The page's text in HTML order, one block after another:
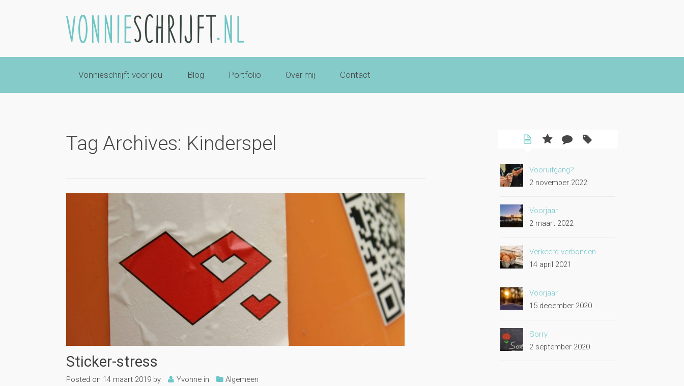
Vonnieschrijft voor jou Blog Portfolio Over mij Contact
Tag Archives: Kinderspel
Sticker-stress
Posted on 14 maart 2019 by Yvonne in Algemeen
Vooruitgang?
2 november 2022
Voorjaar
2 maart 2022
Verkeerd verbonden
14 april 2021
Voorjaar
15 december 2020
Sorry
2 september 2020